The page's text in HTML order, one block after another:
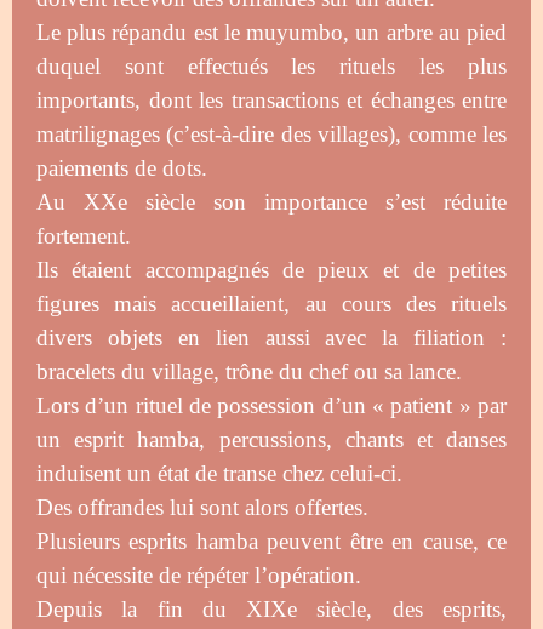
Le plus répandu est le muyumbo, un arbre au pied
duquel sont effectués les rituels les plus
importants, dont les transactions et échanges entre
matrilignages (c’est-à-dire des villages), comme les
paiements de dots.
Au XXe siècle son importance s’est réduite
fortement.
Ils étaient accompagnés de pieux et de petites
figures mais accueillaient, au cours des rituels
divers objets en lien aussi avec la filiation :
bracelets du village, trône du chef ou sa lance.
Lors d’un rituel de possession d’un « patient » par
un esprit hamba, percussions, chants et danses
induisent un état de transe chez celui-ci.
Des offrandes lui sont alors offertes.
Plusieurs esprits hamba peuvent être en cause, ce
qui nécessite de répéter l’opération.
Depuis la fin du XIXe siècle, des esprits,